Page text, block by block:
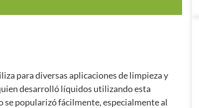
para diversas aplicaciones de limpieza y
desarrolló líquidos utilizando esta
se popularizó fácilmente, especialmente al